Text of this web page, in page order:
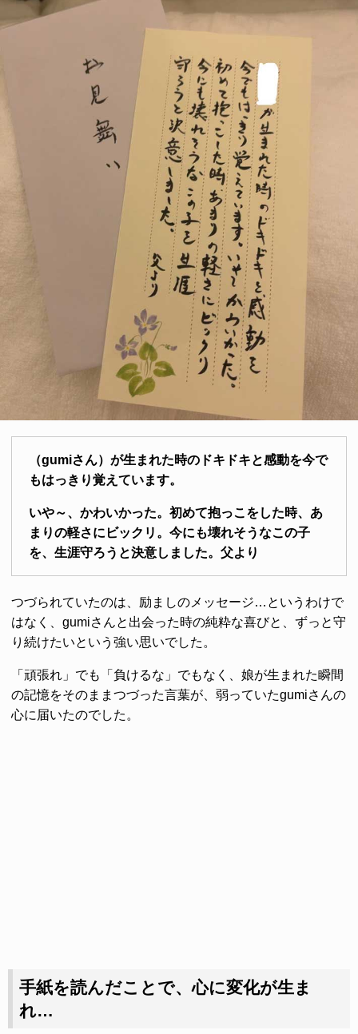
（gumiさん）が生まれた時のドキドキと感動を今で
もはっきり覚えています。
いや～、かわいかった。初めて抱っこをした時、あ
まりの軽さにビックリ。今にも壊れそうなこの子
を、生涯守ろうと決意しました。父より
つづられていたのは、励ましのメッセージ…というわけで
はなく、gumiさんと出会った時の純粋な喜びと、ずっと守
り続けたいという強い思いでした。
「頑張れ」でも「負けるな」でもなく、娘が生まれた瞬間
の記憶をそのままつづった言葉が、弱っていたgumiさんの
心に届いたのでした。
手紙を読んだことで、心に変化が生ま
れ…